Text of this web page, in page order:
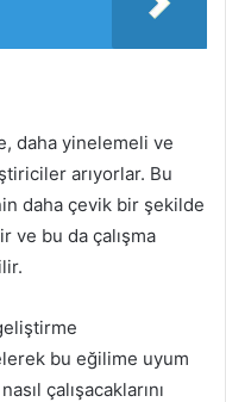
daha yinelemeli ve
arıyorlar. Bu
daha çevik bir şekilde
ve bu da çalışma
bu eğilime uyum
çalışacaklarını